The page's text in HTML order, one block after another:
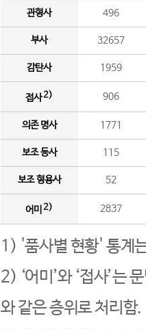
관형사 496
부사 32657
감탄사 1959
접사2) 906
의존 명사 1771
보조 동사 115
보조 형용사 52
어미 2) 2837
1) '품사별 현황' 통계
2) ‘어미’와 ‘접사’는
와 같은 층위로 처리함.